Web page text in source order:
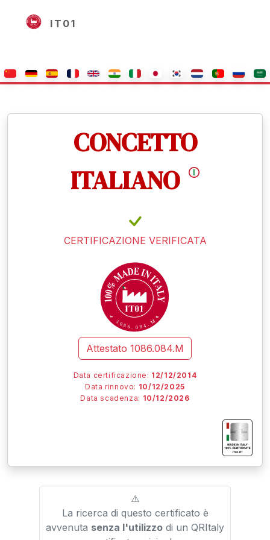
IT01
CONCETTO
ITALIANO
CERTIFICAZIONE VERIFICATA
108 6 . 0 8 4 .M
Attestato 1086.084.M
Data certificazione: 12/12/2014
Data rinnovo: 10/12/2025
Data scadenza: 10/12/2026
IT01.IT/
⚠️
La ricerca di questo certificato è
avvenuta senza l'utilizzo di un QRItaly